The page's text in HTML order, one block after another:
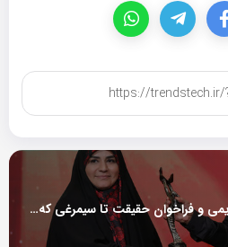
از درگذشت بازیگر قدیمی و فراخوان حقیقت تا سیمرغی که به سحر امامی رسید